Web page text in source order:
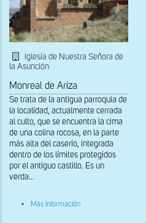
Iglesia de Nuestra Señora de
la Asunción
Monreal de Ariza
Se trata de la antigua parroquia de
la localidad, actualmente cerrada
al culto, que se encuentra la cima
de una colina rocosa, en la parte
más alta del caserío, integrada
dentro de los límites protegidos
por el antiguo castillo. Es un
verda...
Más información